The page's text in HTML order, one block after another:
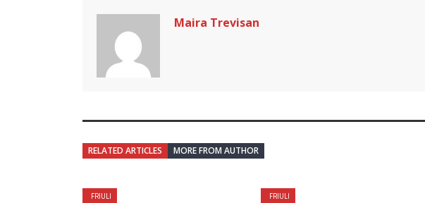
Maira Trevisan
RELATED ARTICLES MORE FROM AUTHOR
FRIULI FRIULI